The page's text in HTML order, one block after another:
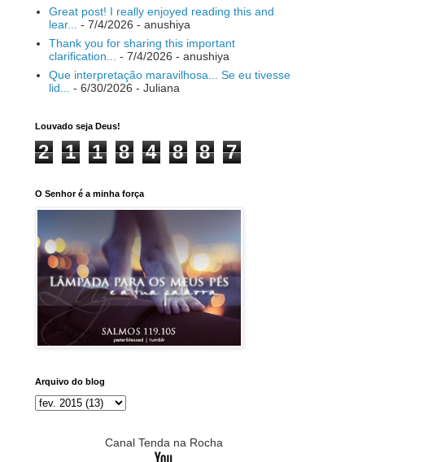
Great post! I really enjoyed reading this and
lear...
- 7/4/2026 - anushiya
Thank you for sharing this important
clarification...
- 7/4/2026 - anushiya
Que interpretação maravilhosa... Se eu tivesse
lid...
- 6/30/2026 - Juliana
Louvado seja Deus!
2 1 1 8 4 8 8 7
O Senhor é a minha força
Arquivo do blog
Canal Tenda na Rocha